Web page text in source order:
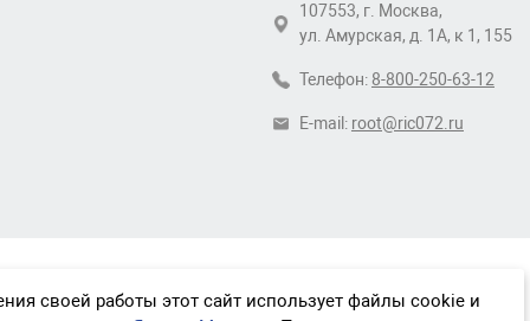
107553, г. Москва,
ул. Амурская, д. 1А, к 1, 155
Телефон: 8-800-250-63-12
E-mail: root@ric072.ru
своей работы этот сайт использует файлы cookie и